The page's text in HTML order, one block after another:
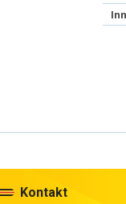
Kontakt